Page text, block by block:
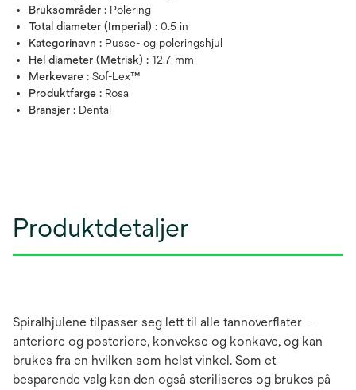
Bruksområder : Polering
Total diameter (Imperial) : 0.5 in
Kategorinavn : Pusse- og poleringshjul
Hel diameter (Metrisk) : 12.7 mm
Merkevare : Sof-Lex™
Produktfarge : Rosa
Bransjer : Dental
Produktdetaljer
Spiralhjulene tilpasser seg lett til alle tannoverflater –
anteriore og posteriore, konvekse og konkave, og kan
brukes fra en hvilken som helst vinkel. Som et
besparende valg kan den også steriliseres og brukes på